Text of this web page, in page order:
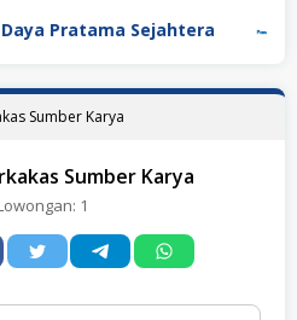
Pratama Sejahtera PT
Sumber Karya
Sumber Karya
1